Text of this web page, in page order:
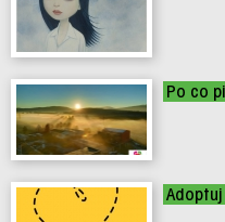
Po co
Adoptuj